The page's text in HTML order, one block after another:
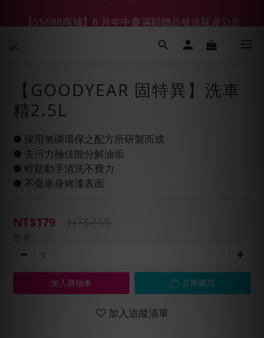
【鑽石熊/金熊新客首購限定】優惠搭車金
【GOODYEAR 固特異】洗車
精2.5L
● 採用無磷環保之配方所研製而成
● 去污力極佳能分解油垢
● 輕鬆動手清洗不費力
● 不傷車身烤漆表面
NT$179 NT$255
加入購物車 立即購買
加入追蹤清單